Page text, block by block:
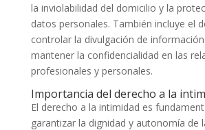
la inviolabilidad del domicilio y la
datos personales. También incluye el
controlar la divulgación de
mantener la confidencialidad en las
profesionales y personales.
Importancia del derecho a la
El derecho a la intimidad es
garantizar la dignidad y autonomía de